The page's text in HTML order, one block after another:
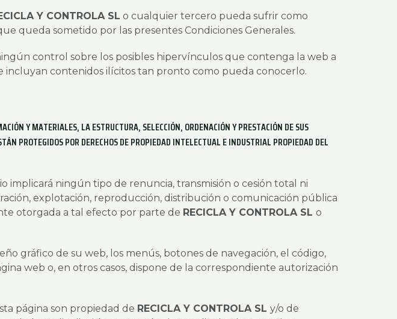
Y CONTROLA SL o cualquier tercero pueda sufrir como
queda sometido por las presentes Condiciones Generales.
control sobre los posibles hipervínculos que contenga la web a
incluyan contenidos ilícitos tan pronto como pueda conocerlo.
Y MATERIALES, LA ESTRUCTURA, SELECCIÓN, ORDENACIÓN Y PRESTACIÓN DE SUS
PROTEGIDOS POR DERECHOS DE PROPIEDAD INTELECTUAL E INDUSTRIAL PROPIEDAD DEL
implicará ningún tipo de renuncia, transmisión o cesión total ni
explotación, reproducción, distribución o comunicación pública
otorgada a tal efecto por parte de RECICLA Y CONTROLA SL o
gráfico de su web, los menús, botones de navegación, el código,
web o, en otros casos, dispone de la correspondiente autorización
página son propiedad de RECICLA Y CONTROLA SL y/o de